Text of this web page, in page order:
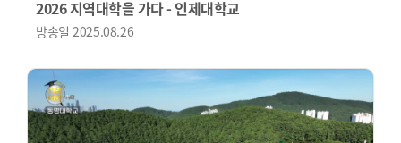
2026 지역대학을 가다 - 인제대학교
방송일2025.08.26